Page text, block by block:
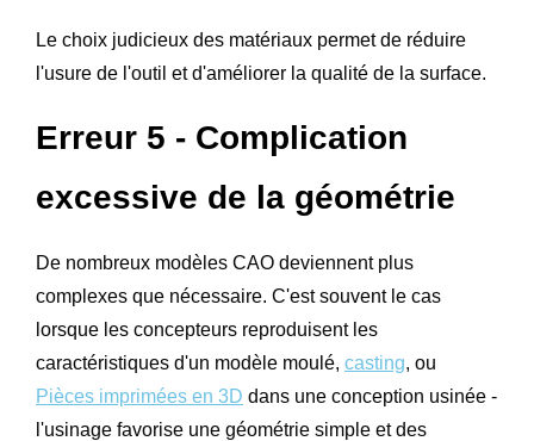
Le choix judicieux des matériaux permet de réduire
l'usure de l'outil et d'améliorer la qualité de la surface.
Erreur 5 - Complication
excessive de la géométrie
De nombreux modèles CAO deviennent plus
complexes que nécessaire. C'est souvent le cas
lorsque les concepteurs reproduisent les
caractéristiques d'un modèle moulé, casting, ou
Pièces imprimées en 3D dans une conception usinée -
l'usinage favorise une géométrie simple et des